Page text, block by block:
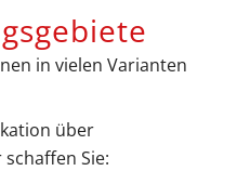
in vielen Varianten
über
Sie: